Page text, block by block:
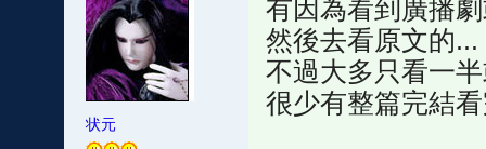
状元
有因為看到廣播
然後去看原文的...
不過大多只看一
很少有整篇完結